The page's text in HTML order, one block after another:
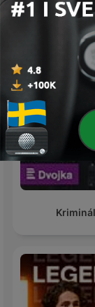
La Republica -